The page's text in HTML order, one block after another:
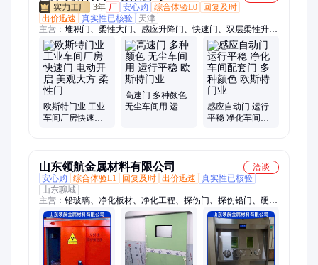
3年 厂 安心购 综合体验L0
回复及时
出价迅速
真实性已核验
天津
主营： 堆积门、柔性大门、感应升降门、快速门、双层柔性升降
大门、地下车库快速门、快速堆积门、柔性门、硬质快速门、快
速卷帘门
欧斯特门业 工业
车间厂房快速门
高速门 多种颜色
无尘车间用 运行
感应自动门 运行
平稳 净化车间配
山东领航金属材料有限公司
洽谈
安心购
综合体验L1 回复及时 出价迅速
真实性已核验
山东聊城
主营： 铅玻璃、净化板材、净化工程、探伤门、探伤铅门、硬度
铅门、防护铅门、防辐射铅门、医用气密门、防辐射铅-门、不
锈钢气密门、铅房防辐射门、口腔手术室、金属衰变池、屏蔽铅
板材、防护通风柜、墙体防护板、储存处理池、防辐射砂浆、金
属探伤铅房、储存处理设备、放射性通风橱、无尘车间装修、电